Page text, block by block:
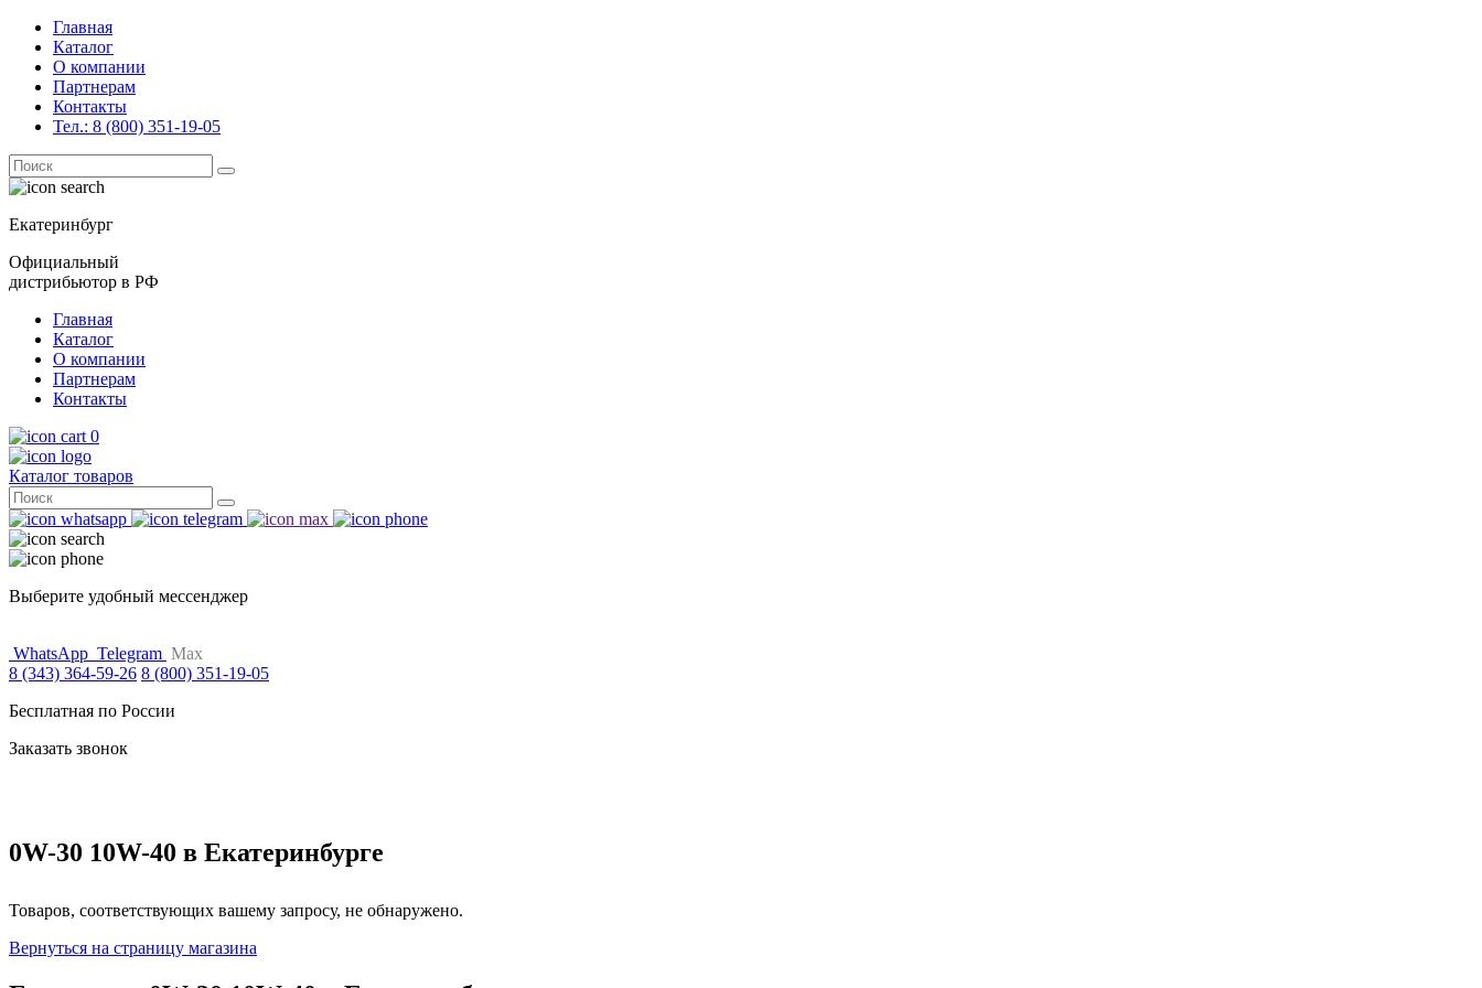
Главная
Каталог
О компании
Партнерам
Контакты
Тел.: 8 (800) 351-19-05
Поиск
for:
Екатеринбург
Официальный
дистрибьютор в РФ
Главная
Каталог
О компании
Партнерам
Контакты
0
Каталог товаров
Поиск
for:
Выберите удобный мессенджер
WhatsApp Telegram Max
8 (343) 364-59-26 8 (800) 351-19-05
Бесплатная по России
Заказать звонок
0W-30 10W-40 в Екатеринбурге
Товаров, соответствующих вашему запросу, не обнаружено.
Вернуться на страницу магазина